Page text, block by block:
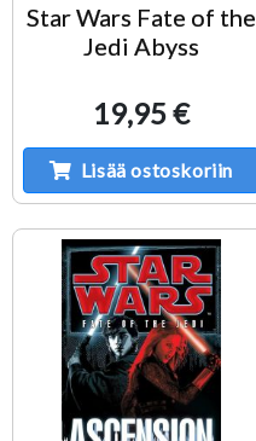
Star Wars Fate of the
Jedi Abyss
19,95 €
Lisää ostoskoriin